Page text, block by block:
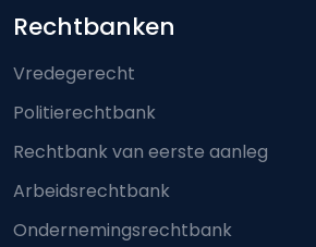
Footer-menu
Rechtbanken
Vredegerecht
Politierechtbank
Rechtbank van eerste aanleg
Arbeidsrechtbank
Ondernemingsrechtbank